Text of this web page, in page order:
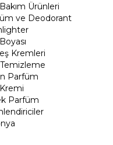
Ürünleri
ve Deodorant
Kremleri
Parfüm
Parfüm